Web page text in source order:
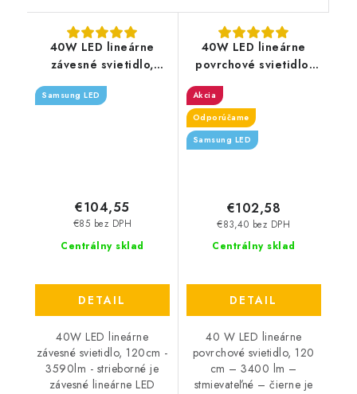
40W LED lineárne
závesné svietidlo,
strieborné
Samsung LED
Centrálny sklad
€85 bez DPH
€104,55
DETAIL
40W LED lineárne
závesné svietidlo, 120cm -
3590lm - strieborné je
závesné lineárne LED
40W LED lineárne
povrchové svietidlo,
stmievateľné - čierne
Akcia
Odporúčame
Samsung LED
Centrálny sklad
€83,40 bez DPH
€102,58
DETAIL
40 W LED lineárne
povrchové svietidlo, 120
cm – 3400 lm –
stmievateľné – čierne je